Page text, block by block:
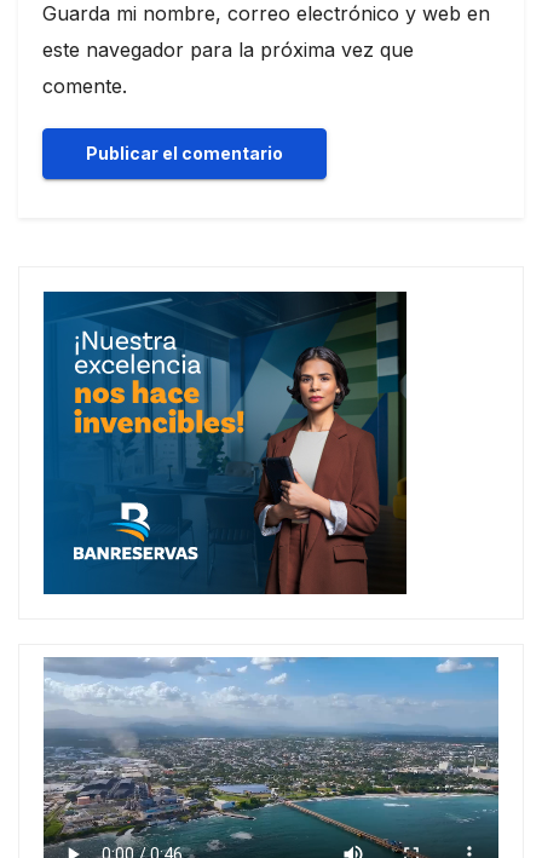
Guarda mi nombre, correo electrónico y web en
este navegador para la próxima vez que
comente.